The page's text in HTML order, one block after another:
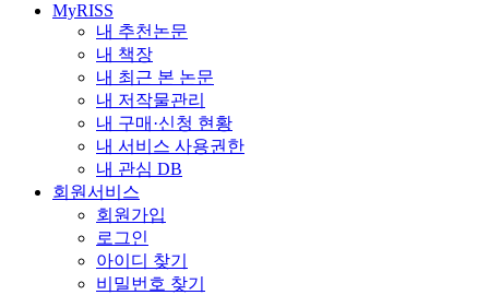
MyRISS
내 추천논문
내 책장
내 최근 본 논문
내 저작물관리
내 구매·신청 현황
내 서비스 사용권한
내 관심 DB
회원서비스
회원가입
로그인
아이디 찾기
비밀번호 찾기